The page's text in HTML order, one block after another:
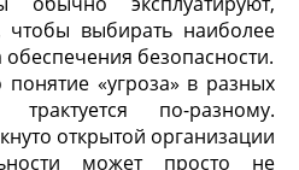
чтобы выбирать наиболее
безопасности.
«угроза» в разных
трактуется по-разному.
открытой организации
может просто не